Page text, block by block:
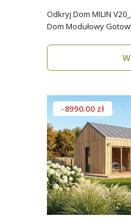
Odkryj Dom MILIN
Dom Modułowy Gotowy w 3
-8990.00 zł